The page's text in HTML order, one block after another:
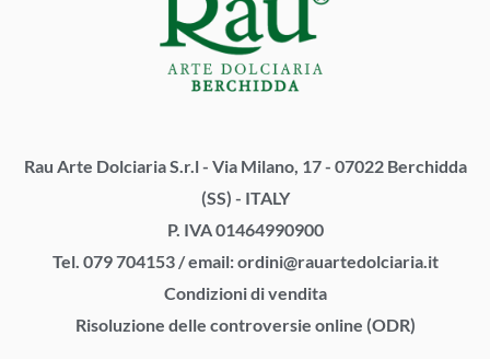
Rau Arte Dolciaria S.r.l - Via Milano, 17 - 07022 Berchidda
(SS) - ITALY
P. IVA 01464990900
Tel. 079 704153/email:ordini@rauartedolciaria.it
Condizioni di vendita
Risoluzione delle controversie online (ODR)